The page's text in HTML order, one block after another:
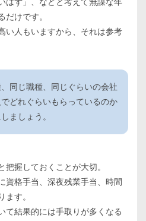
だけです。
い人もいますから、それは参考
同じ職種、同じぐらいの会社
どれぐらいもらっているのか
ましょう。
把握しておくことが大切。
資格手当、深夜残業手当、時間
ます。
て結果的には手取りが多くなる